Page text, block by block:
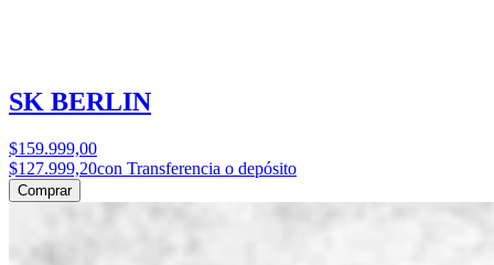
SK BERLIN
$159.999,00
$127.999,20con Transferencia o depósito
Comprar